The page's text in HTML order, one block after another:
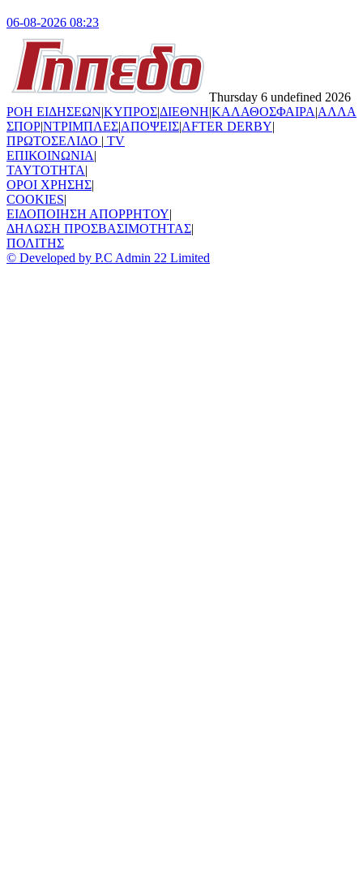
06-08-2026 08:23
Thursday 6 undefined 2026
ΡΟΗ ΕΙΔΗΣΕΩΝ|ΚΥΠΡΟΣ|ΔΙΕΘΝΗ|ΚΑΛΑΘΟΣΦΑΙΡΑ|ΑΛΛΑ
ΣΠΟΡ|ΝΤΡΙΜΠΛΕΣ|ΑΠΟΨΕΙΣ|AFTER DERBY|
ΠΡΩΤΟΣΕΛΙΔΟ | TV
ΕΠΙΚΟΙΝΩΝΙΑ|
TAYTOTHTA|
ΟΡΟΙ ΧΡΗΣΗΣ|
COOKIES|
ΕΙΔΟΠΟΙΗΣΗ ΑΠΟΡΡΗΤΟΥ|
ΔΗΛΩΣΗ ΠΡΟΣΒΑΣΙΜΟΤΗΤΑΣ|
ΠΟΛΙΤΗΣ
© Developed by P.C Admin 22 Limited